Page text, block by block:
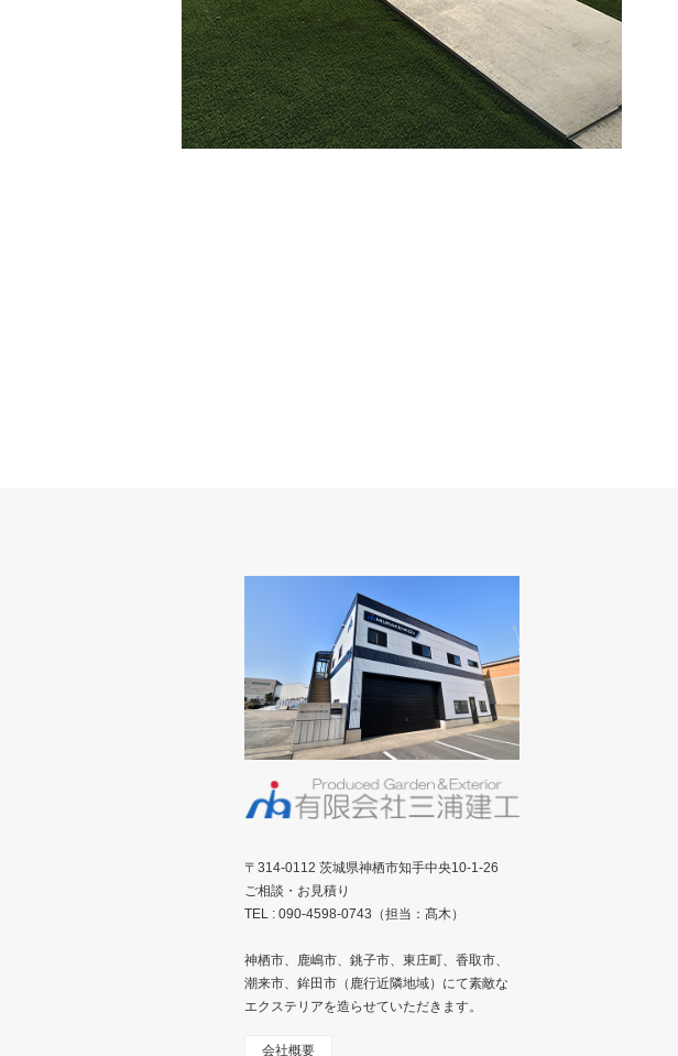
〒314-0112 茨城県神栖市知手中央10-1-26
ご相談・お見積り
TEL : 090-4598-0743（担当：髙木）
神栖市、鹿嶋市、銚子市、東庄町、香取市、
潮来市、鉾田市（鹿行近隣地域）にて素敵な
エクステリアを造らせていただきます。
会社概要